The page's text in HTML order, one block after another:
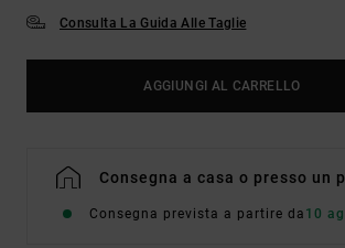
Consulta La Guida Alle Taglie
AGGIUNGI AL CARRELLO
Consegna a casa o presso un
Consegna prevista a partire da 10